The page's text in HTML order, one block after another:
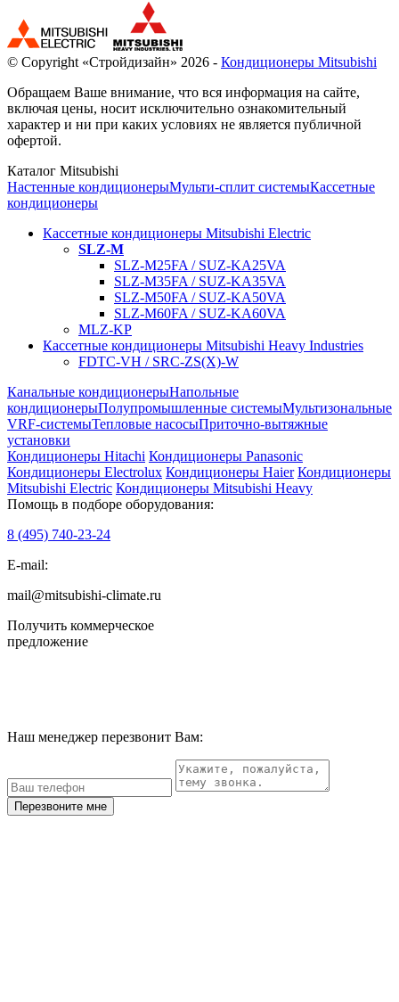
© Copyright «Стройдизайн» 2026 - Кондиционеры Mitsubishi
Обращаем Ваше внимание, что вся информация на сайте,
включая цены, носит исключительно ознакомительный
характер и ни при каких условиях не является публичной
офертой.
Каталог Mitsubishi
Настенные кондиционерыМульти-сплит системыКассетные
кондиционеры
Кассетные кондиционеры Mitsubishi Electric
SLZ-M
SLZ-M25FA / SUZ-KA25VA
SLZ-M35FA / SUZ-KA35VA
SLZ-M50FA / SUZ-KA50VA
SLZ-M60FA / SUZ-KA60VA
MLZ-KP
Кассетные кондиционеры Mitsubishi Heavy Industries
FDTC-VH / SRC-ZS(X)-W
Канальные кондиционерыНапольные
кондиционерыПолупромышленные системыМультизональные
VRF-системыТепловые насосыПриточно-вытяжные
установки
Кондиционеры Hitachi Кондиционеры Panasonic
Кондиционеры Electrolux Кондиционеры Haier Кондиционеры
Mitsubishi Electric Кондиционеры Mitsubishi Heavy
Помощь в подборе оборудования:
8 (495) 740-23-24
E-mail:
mail@mitsubishi-climate.ru
Получить коммерческое
предложение
Наш менеджер перезвонит Вам:
Перезвоните мне